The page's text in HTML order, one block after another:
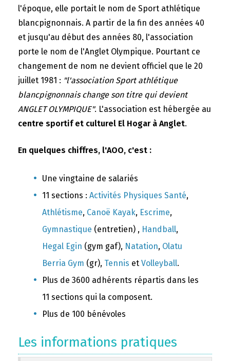
l'époque, elle portait le nom de Sport athlétique
blancpignonnais. A partir de la fin des années 40
et jusqu'au début des années 80, l'association
porte le nom de l'Anglet Olympique. Pourtant ce
changement de nom ne devient officiel que le 20
juillet 1981 : "l'association Sport athlétique
blancpignonnais change son titre qui devient
ANGLET OLYMPIQUE". L'association est hébergée au
centre sportif et culturel El Hogar à Anglet.
En quelques chiffres, l'AOO, c'est :
Une vingtaine de salariés
11 sections : Activités Physiques Santé,
Athlétisme, Canoë Kayak, Escrime,
Gymnastique (entretien) , Handball,
Hegal Egin (gym gaf), Natation, Olatu
Berria Gym (gr), Tennis et Volleyball.
Plus de 3600 adhérents répartis dans les
11 sections qui la composent.
Plus de 100 bénévoles
Les informations pratiques